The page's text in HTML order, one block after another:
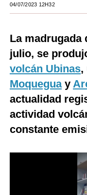
Estilos
Mundo
EEUU
México
España
Internacional
Tecnología
Club del Suscriptor
04/07/2023 12H32
La madrugada
julio, se
volcán Ubinas,
Moqueguay
actualidad
actividad
constante